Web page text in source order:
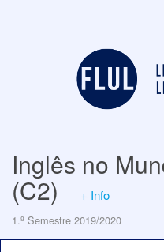
Inglês no
(C2) + Info
1.º Semestre 2019/2020